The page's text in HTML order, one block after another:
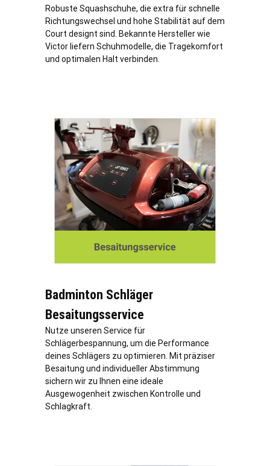
Robuste Squashschuhe, die extra für schnelle
Richtungswechsel und hohe Stabilität auf dem
Court designt sind. Bekannte Hersteller wie
Victor liefern Schuhmodelle, die Tragekomfort
und optimalen Halt verbinden.
Badminton Schläger
Besaitungsservice
Nutze unseren Service für
Schlägerbespannung, um die Performance
deines Schlägers zu optimieren. Mit präziser
Besaitung und individueller Abstimmung
sichern wir zu Ihnen eine ideale
Ausgewogenheit zwischen Kontrolle und
Schlagkraft.